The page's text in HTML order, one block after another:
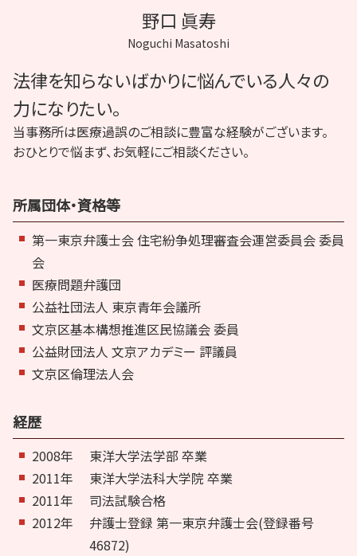
野口 眞寿
Noguchi Masatoshi
法律を知らないばかりに悩んでいる人々の
力になりたい。
当事務所は医療過誤のご相談に豊富な経験がございます。
おひとりで悩まず、お気軽にご相談ください。
所属団体・資格等
第一東京弁護士会 住宅紛争処理審査会運営委員会 委員
会
医療問題弁護団
公益社団法人 東京青年会議所
文京区基本構想推進区民協議会 委員
公益財団法人 文京アカデミー 評議員
文京区倫理法人会
経歴
2008年
東洋大学法学部 卒業
2011年
東洋大学法科大学院 卒業
2011年
司法試験合格
2012年
弁護士登録 第一東京弁護士会(登録番号
46872)